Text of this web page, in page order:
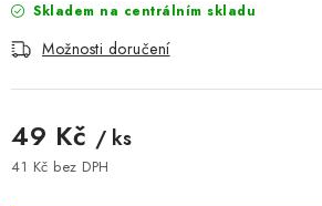
Skladem na centrálním skladu
Možnosti doručení
49 Kč / ks
41 Kč bez DPH